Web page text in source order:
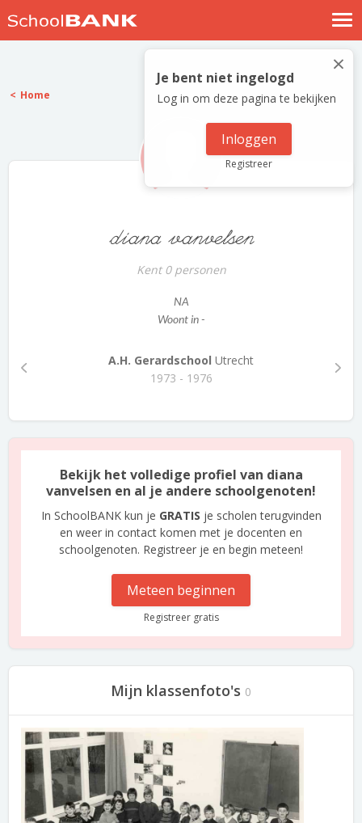
Nostalgische verhalen
Log in
Meld je gratis aan
×
Je bent niet ingelogd
Log in om deze pagina te bekijken
Inloggen
Registreer
Home
diana vanvelsen
Kent 0 personen
NA
Woont in -
A.H. Gerardschool Utrecht
1973 - 1976
Bekijk het volledige profiel van diana
vanvelsen en al je andere schoolgenoten!
In SchoolBANK kun je GRATIS je scholen terugvinden
en weer in contact komen met je docenten en
schoolgenoten. Registreer je en begin meteen!
Meteen beginnen
Registreer gratis
Mijn klassenfoto's 0